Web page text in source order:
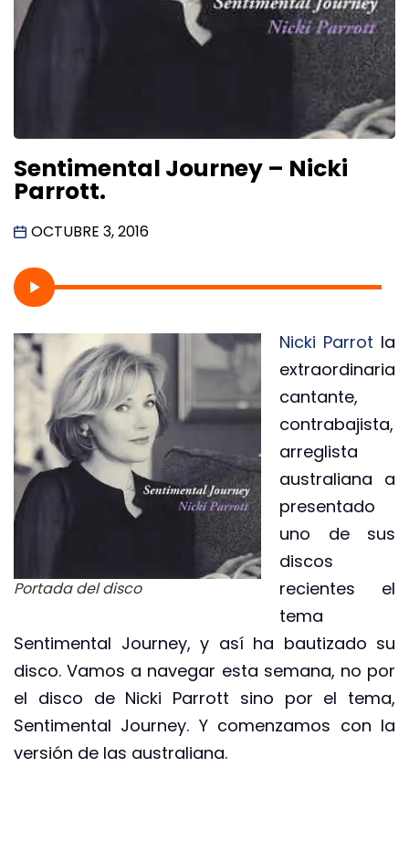
Sentimental Journey – Nicki
Parrott.
OCTUBRE 3, 2016
Portada del disco
Nicki Parrot la
extraordinaria
cantante,
contrabajista,
arreglista
australiana a
presentado
uno de sus
discos
recientes el
tema
Sentimental Journey, y así ha bautizado su
disco. Vamos a navegar esta semana, no por
el disco de Nicki Parrott sino por el tema,
Sentimental Journey. Y comenzamos con la
versión de las australiana.